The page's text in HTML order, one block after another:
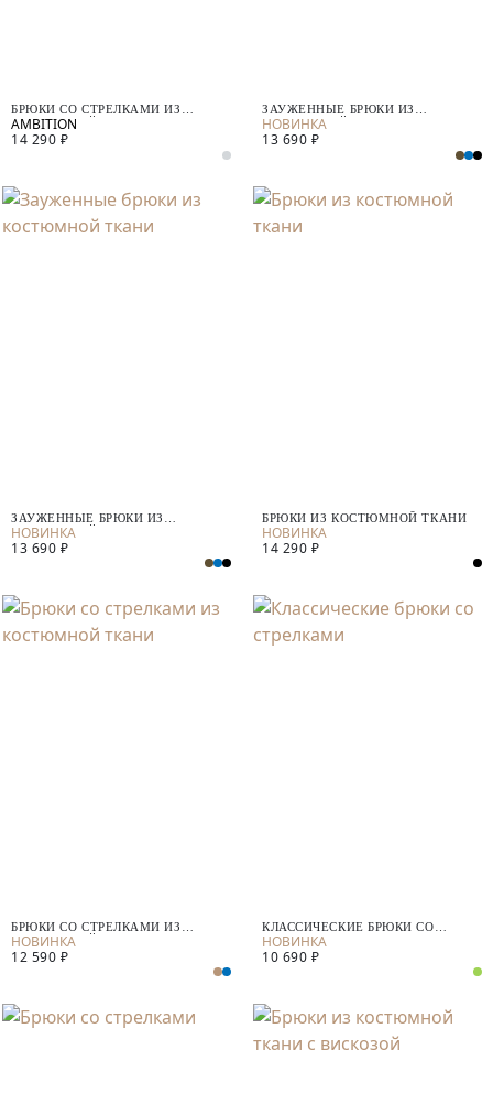
БРЮКИ СО СТРЕЛКАМИ ИЗ
КОСТЮМНОЙ ТКАНИ
14 290 ₽
ЗАУЖЕННЫЕ БРЮКИ ИЗ
КОСТЮМНОЙ ТКАНИ С ШЕРСТЬЮ
13 690 ₽
ЗАУЖЕННЫЕ БРЮКИ ИЗ
КОСТЮМНОЙ ТКАНИ
13 690 ₽
БРЮКИ ИЗ КОСТЮМНОЙ ТКАНИ
14 290 ₽
БРЮКИ СО СТРЕЛКАМИ ИЗ
КОСТЮМНОЙ ТКАНИ
12 590 ₽
КЛАССИЧЕСКИЕ БРЮКИ СО
СТРЕЛКАМИ
10 690 ₽